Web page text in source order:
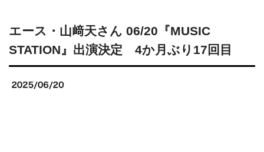
エース・山﨑天さん 06/20『MUSIC
STATION』出演決定 4か月ぶり17回目